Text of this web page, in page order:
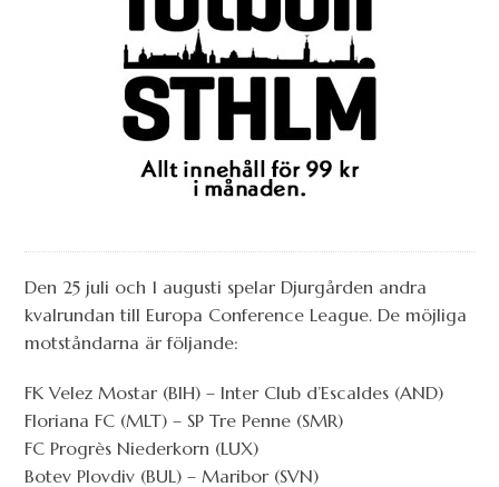
Den 25 juli och 1 augusti spelar Djurgården andra
kvalrundan till Europa Conference League. De möjliga
motståndarna är följande:
FK Velez Mostar (BIH) – Inter Club d’Escaldes (AND)
Floriana FC (MLT) – SP Tre Penne (SMR)
FC Progrès Niederkorn (LUX)
Botev Plovdiv (BUL) – Maribor (SVN)